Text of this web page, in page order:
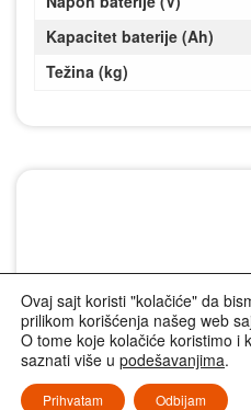
Kapacitet baterije (Ah)
Težina (kg)
Ovaj sajt koristi "kolačiće" da
prilikom korišćenja našeg web
O tome koje kolačiće koristimo i
saznati više upodešavanjima.
Prihvatam Odbijam